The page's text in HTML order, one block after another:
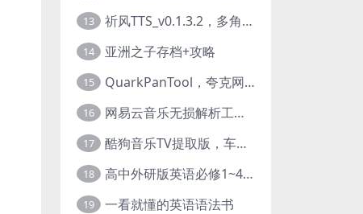
13 祈风TTS_v0.1.3.2，多角色Ai配音神器，丰富的热门音色
14 亚洲之子存档+攻略
15 QuarkPanTool，夸克网盘链接批量转存、分享和下载工具
16 网易云音乐无损解析工具，超清母带音质免费下载
17 酷狗音乐TV提取版，车机+安卓+TV三端会员互通
18 高中外研版英语必修1~4+考试技巧78讲全套视频
19 一看就懂的英语语法书